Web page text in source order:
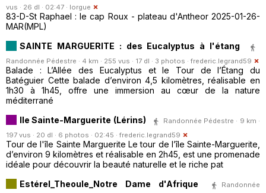
vus · 26 dl · 02:47 · lorgue
83-D-St Raphael : le cap Roux - plateau d'Antheor 2025-01-26-
MAR(MPL)
SAINTE MARGUERITE : des Eucalyptus à l'étang
Randonnée Pédestre · 4 km · 255 vus · 17 dl · 3 photos · frederic.legrand59
Balade : L’Allée des Eucalyptus et le Tour de l’Étang du
Batéguier Cette balade d’environ 4,5 kilomètres, réalisable en
1h30 à 1h45, offre une immersion au cœur de la nature
méditerrané
Ile Sainte-Marguerite (Lérins)
Randonnée Pédestre · 9 km ·
197 vus · 20 dl · 6 photos · 02:45 · frederic.legrand59
Tour de l'île Sainte Marguerite Le tour de l’île Sainte-Marguerite,
d’environ 9 kilomètres et réalisable en 2h45, est une promenade
idéale pour découvrir la beauté naturelle et le riche pat
Estérel_Theoule_Notre Dame d'Afrique
Randonnée